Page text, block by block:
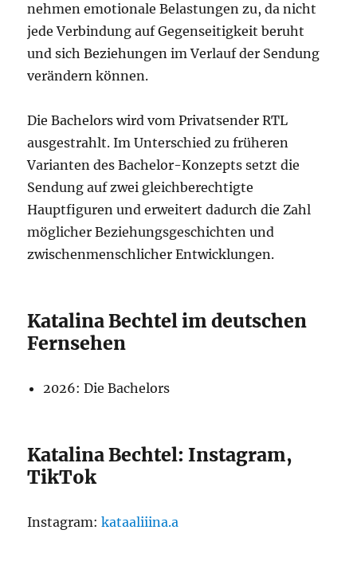
nehmen emotionale Belastungen zu, da nicht
jede Verbindung auf Gegenseitigkeit beruht
und sich Beziehungen im Verlauf der Sendung
verändern können.
Die Bachelors wird vom Privatsender RTL
ausgestrahlt. Im Unterschied zu früheren
Varianten des Bachelor-Konzepts setzt die
Sendung auf zwei gleichberechtigte
Hauptfiguren und erweitert dadurch die Zahl
möglicher Beziehungsgeschichten und
zwischenmenschlicher Entwicklungen.
Katalina Bechtel im deutschen
Fernsehen
2026: Die Bachelors
Katalina Bechtel: Instagram,
TikTok
Instagram:kataaliiina.a